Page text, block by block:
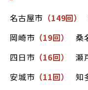
名古屋市 （149回）
岡崎市 （19回） 桑
四日市 （16回） 瀬
安城市 （11回） 知